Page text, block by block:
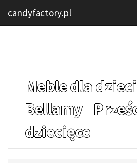
candyfactory.pl
Meble dla
Bellamy |
dziecięce